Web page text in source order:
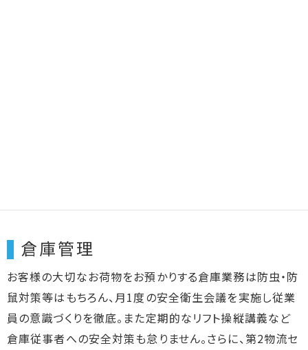
倉庫管理
お客様の大切なお荷物をお預かりする倉庫業務は防虫・防
鼠対策等はもちろん、月1度の安全衛生会議を実施し従業
員の意識づくりを徹底。また定期的なリフト操縦講義など
倉庫従事者への安全対策も怠りません。さらに、第2物流セ